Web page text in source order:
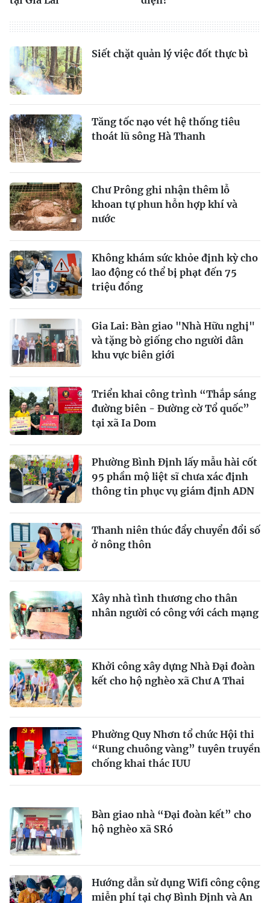
Siết chặt quản lý việc đốt thực bì
Tăng tốc nạo vét hệ thống tiêu
thoát lũ sông Hà Thanh
Chư Prông ghi nhận thêm lỗ
khoan tự phun hỗn hợp khí và
nước
Không khám sức khỏe định kỳ cho
lao động có thể bị phạt đến 75
triệu đồng
Gia Lai: Bàn giao "Nhà Hữu nghị"
và tặng bò giống cho người dân
khu vực biên giới
Triển khai công trình “Thắp sáng
đường biên - Đường cờ Tổ quốc”
tại xã Ia Dom
Phường Bình Định lấy mẫu hài cốt
95 phần mộ liệt sĩ chưa xác định
thông tin phục vụ giám định ADN
Thanh niên thúc đẩy chuyển đổi số
ở nông thôn
Xây nhà tình thương cho thân
nhân người có công với cách mạng
Khởi công xây dựng Nhà Đại đoàn
kết cho hộ nghèo xã Chư A Thai
Phường Quy Nhơn tổ chức Hội thi
“Rung chuông vàng” tuyên truyền
chống khai thác IUU
Bàn giao nhà “Đại đoàn kết” cho
hộ nghèo xã SRó
Hướng dẫn sử dụng Wifi công cộng
miễn phí tại chợ Bình Định và An